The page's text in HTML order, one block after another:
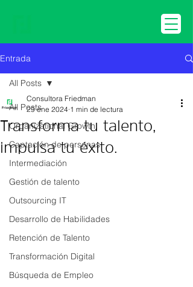
Entrada
All Posts
Organizational Growth
Captación de personas
Intermediación
Gestión de talento
Outsourcing IT
Desarrollo de Habilidades
Retención de Talento
Transformación Digital
Búsqueda de Empleo
All Posts
Transforma tu talento,
impulsa tu éxito.
Consultora Friedman
29 ene 2024 1 min de lectura